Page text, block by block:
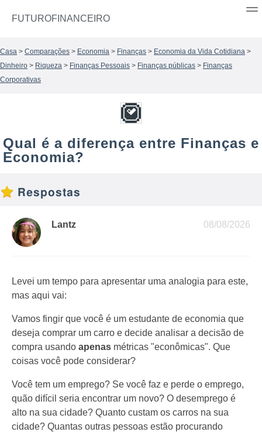
FUTUROFINANCEIRO
Casa > Comparações > Economia > Finanças > Economia da Vida Cotidiana >
Dinheiro > Riqueza > Finanças Pessoais > Finanças públicas > Finanças
Corporativas
Qual é a diferença entre Finanças e
Economia?
Respostas
08/08/2026
Lantz
Levei um tempo para apresentar uma analogia para este,
mas aqui vai:
Vamos fingir que você é um estudante de economia que
deseja comprar um carro e decide analisar a decisão de
compra usando apenas métricas "econômicas". Que
coisas você pode considerar?
Você tem um emprego? Se você faz e perde o emprego,
quão difícil seria encontrar um novo? O desemprego é
alto na sua cidade? Quanto custam os carros na sua
cidade? Quantas outras pessoas estão procurando